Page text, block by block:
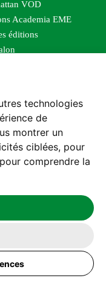
technologies
de
montrer un
ciblées, pour
comprendre la
VOD
Academia EME
éditions
Sutton
les éditeurs
- Site réalisé par
Politique de confidentialité